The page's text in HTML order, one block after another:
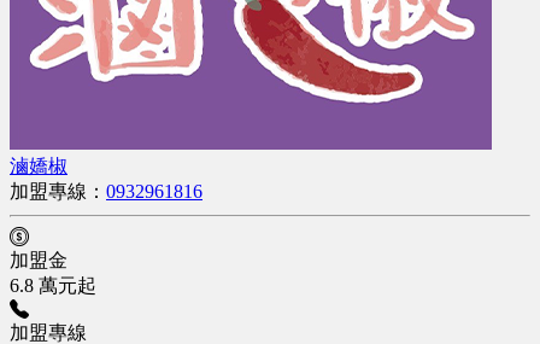
滷嬌椒
加盟專線： 0932961816
加盟金
6.8 萬元起
加盟專線